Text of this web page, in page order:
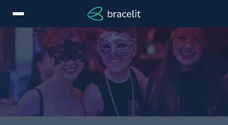
Iniciar
sesión
EN
Servicios
Dispositivos